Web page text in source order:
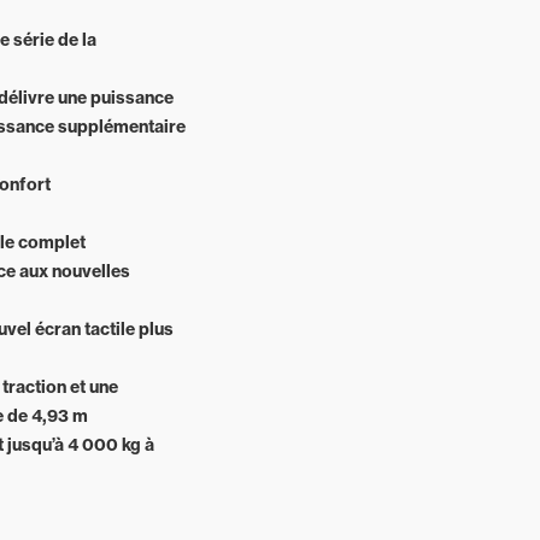
série de la
une puissance
supplémentaire
complet
aux nouvelles
écran tactile plus
et une
de 4,93 m
4 000 kg à